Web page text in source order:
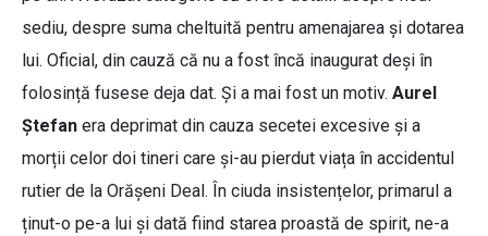
sediu, despre suma cheltuită pentru amenajarea și dotarea
lui. Oficial, din cauză că nu a fost încă inaugurat deși în
folosință fusese deja dat. Și a mai fost un motiv. Aurel
Ștefan era deprimat din cauza secetei excesive și a
morții celor doi tineri care și-au pierdut viața în accidentul
rutier de la Orășeni Deal. În ciuda insistențelor, primarul a
ținut-o pe-a lui și dată fiind starea proastă de spirit, ne-a